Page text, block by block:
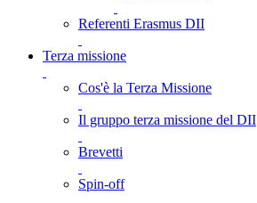
Referenti Erasmus DII
Terza missione
Cos'è la Terza Missione
Il gruppo terza missione del DII
Brevetti
Spin-off